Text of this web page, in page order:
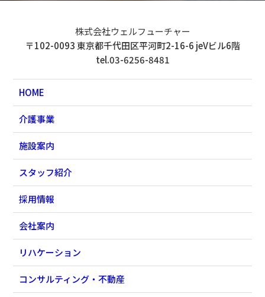
株式会社ウェルフューチャー
〒102-0093 東京都千代田区平河町2-16-6 jeVビル6階
tel.03-6256-8481
HOME
介護事業
施設案内
スタッフ紹介
採用情報
会社案内
リハケーション
コンサルティング・不動産